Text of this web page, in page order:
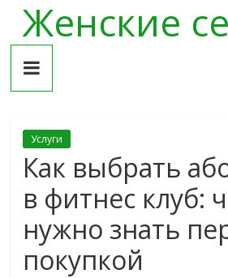
Skip
content
Женские
Услуги
Как выбрать
в фитнес клуб:
нужно знать
покупкой